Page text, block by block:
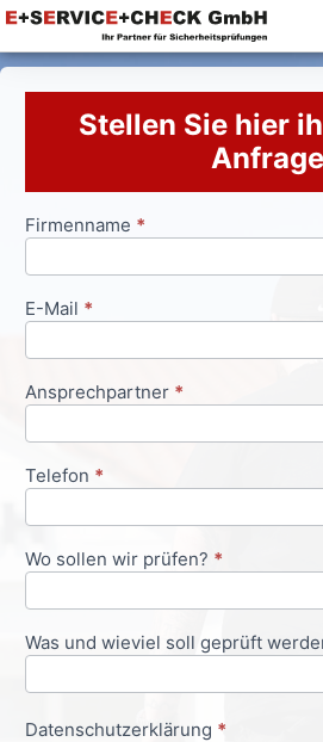
Stellen Sie hier
Anfrage
Anfrageformular
Firmenname *
E-Mail *
Ansprechpartner *
Telefon *
Wo sollen wir prüfen? *
Was und wieviel soll geprüft
Datenschutzerklärung *